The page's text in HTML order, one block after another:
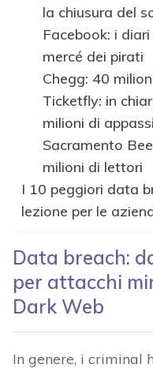
la chiusura del
Facebook: i
mercé dei pirati
Chegg: 40
Ticketfly: in
milioni di
Sacramento
milioni di lettori
I 10 peggiori data
lezione per le
Data breach:
per attacchi
Dark Web
In genere, i criminal